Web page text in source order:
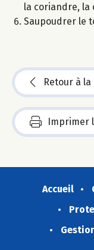
la coriandre, la
Saupoudrer le
Retour à la
Imprimer
Accueil